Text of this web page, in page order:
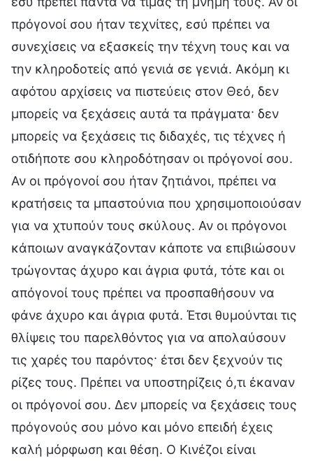
πρόγονοί σου ήταν τεχνίτες, εσύ πρέπει να
συνεχίσεις να εξασκείς την τέχνη τους και να
την κληροδοτείς από γενιά σε γενιά. Ακόμη κι
αφότου αρχίσεις να πιστεύεις στον Θεό, δεν
μπορείς να ξεχάσεις αυτά τα πράγματα· δεν
μπορείς να ξεχάσεις τις διδαχές, τις τέχνες ή
οτιδήποτε σου κληροδότησαν οι πρόγονοί σου.
Αν οι πρόγονοί σου ήταν ζητιάνοι, πρέπει να
κρατήσεις τα μπαστούνια που χρησιμοποιούσαν
για να χτυπούν τους σκύλους. Αν οι πρόγονοι
κάποιων αναγκάζονταν κάποτε να επιβιώσουν
τρώγοντας άχυρο και άγρια φυτά, τότε και οι
απόγονοί τους πρέπει να προσπαθήσουν να
φάνε άχυρο και άγρια φυτά. Έτσι θυμούνται τις
θλίψεις του παρελθόντος για να απολαύσουν
τις χαρές του παρόντος· έτσι δεν ξεχνούν τις
ρίζες τους. Πρέπει να υποστηρίζεις ό,τι έκαναν
οι πρόγονοί σου. Δεν μπορείς να ξεχάσεις τους
πρόγονούς σου μόνο και μόνο επειδή έχεις
καλή μόρφωση και θέση. Ο Κινέζοι είναι